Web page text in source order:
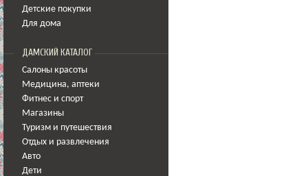
Детские покупки
Для дома
ДАМСКИЙ КАТАЛОГ
Салоны красоты
Медицина, аптеки
Фитнес и спорт
Магазины
Туризм и путешествия
Отдых и развлечения
Авто
Дети